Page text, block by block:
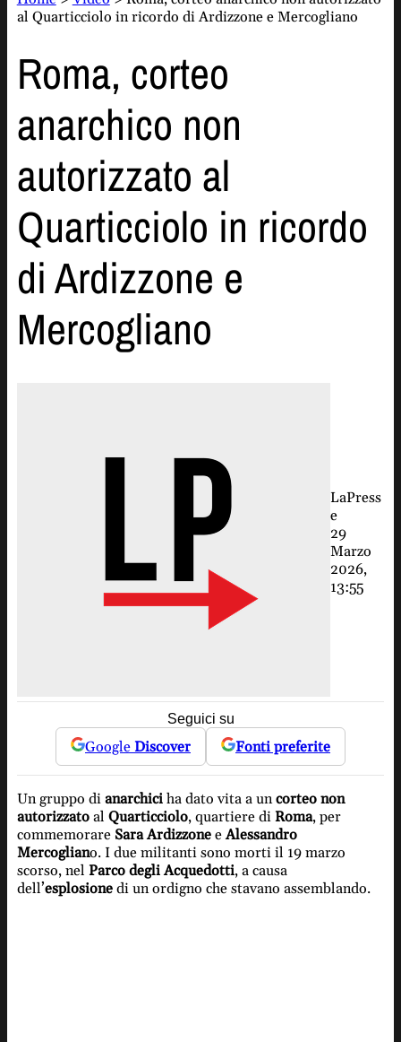
al Quarticciolo in ricordo di Ardizzone e Mercogliano
Roma, corteo
anarchico non
autorizzato al
Quarticciolo in ricordo
di Ardizzone e
Mercogliano
LaPress
e
29
Marzo
2026,
13:55
Seguici su
Google Discover Fonti preferite
Un gruppo di anarchiciha dato vita a uncorteo non
autorizzatoal Quarticciolo, quartiere di Roma, per
commemorare Sara ArdizzoneeAlessandro
Mercogliano. I due militanti sono morti il 19 marzo
scorso, nel Parco degli Acquedotti, a causa
dell’esplosionedi un ordigno che stavano assemblando.